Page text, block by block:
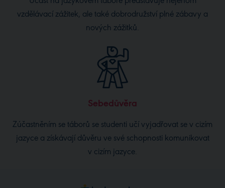
vzdělávací zážitek, ale také dobrodružství plné zábavy a
nových zážitků.
Sebedůvěra
Zúčastněním se táborů se studenti učí vyjadřovat se v cizím
jazyce a získávají důvěru ve své schopnosti komunikovat
v cizím jazyce.